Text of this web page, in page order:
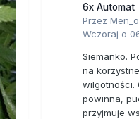
6x Automat
Przez
Wczoraj o
Siemanko.
na
wilgotności.
powinna,
przyjmuje